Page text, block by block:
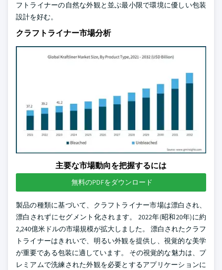
フトライナーの自然な外観と並ぶ最小限で環境に優しい包装
設計を好む。
クラフトライナー市場分析
主要な市場動向を把握するには
無料のPDFをダウンロード
製品の種類に基づいて、クラフトライナー市場は漂白され、
漂白されずにセグメント化されます。 2022年(昭和20年)に約
2,240億米ドルの市場規模が拡大しました。 漂白されたクラフ
トライナーはきれいで、明るい外観を提供し、視覚的な美学
が重要である包装に適しています。 その視覚的な魅力は、プ
レミアムで洗練された外観を必要とするアプリケーションに